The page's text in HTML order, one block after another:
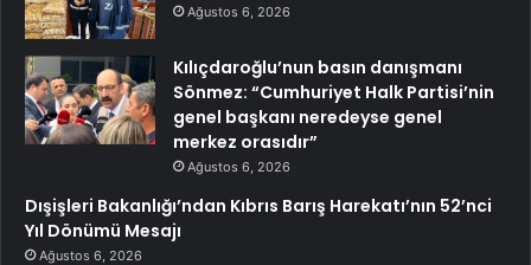
Ağustos 6, 2026
Kılıçdaroğlu’nun basın danışmanı
Sönmez: “Cumhuriyet Halk Partisi’nin
genel başkanı neredeyse genel
merkez orasıdır”
Ağustos 6, 2026
Dışişleri Bakanlığı’ndan Kıbrıs Barış Harekatı’nın 52’nci
Yıl Dönümü Mesajı
Ağustos 6, 2026